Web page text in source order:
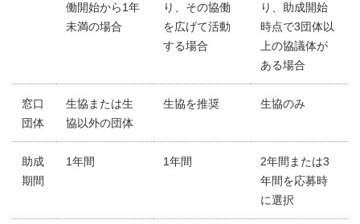
働開始から1年
未満の場合
り、その協働
を広げて活動
する場合
り、助成開始
時点で3団体以
上の協議体が
ある場合
窓口
団体
生協または生
協以外の団体
生協を推奨 生協のみ
助成
期間
1年間 1年間
2年間または3
年間を応募時
に選択